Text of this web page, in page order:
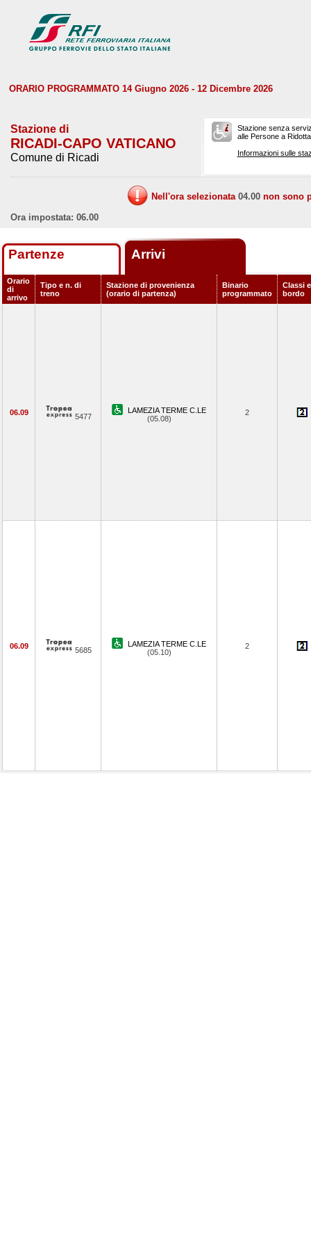
ORARIO PROGRAMMATO 14 Giugno 2026 - 12 Dicembre 2026
Stazione di
RICADI-CAPO VATICANO
Comune di Ricadi
Stazione senza
alle Persone a
Informazioni sulle
Nell'ora selezionata 04.00 non sono
Ora impostata: 06.00
Partenze Arrivi
Orario
di
arrivo
Tipo e n. di
treno
Stazione di provenienza
(orario di partenza)
Binario
programmato
Classi
bordo
06.09 5477
LAMEZIA TERME C.LE
(05.08)
2
06.09 5685
LAMEZIA TERME C.LE
(05.10)
2